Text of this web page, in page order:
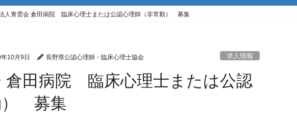
人青雲会 倉田病院 臨床心理士または公認心理師（非常勤） 募集
10月9日 長野県公認心理師・臨床心理士協会 求人情報
倉田病院 臨床心理士または公認
） 募集